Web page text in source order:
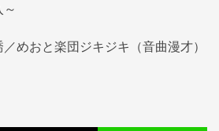
めおと楽団ジキジキ（音曲漫才）